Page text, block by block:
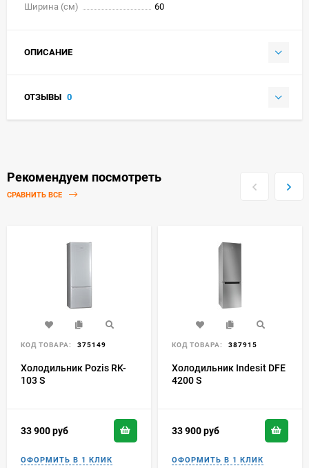
Ширина (см)
60
ОПИСАНИЕ
ОТЗЫВЫ 0
Рекомендуем посмотреть
СРАВНИТЬ ВСЕ
КОД ТОВАРА: 375149
Холодильник Pozis RK-
103 S
33 900руб
КОД ТОВАРА: 387915
Холодильник Indesit DFE
4200 S
33 900руб